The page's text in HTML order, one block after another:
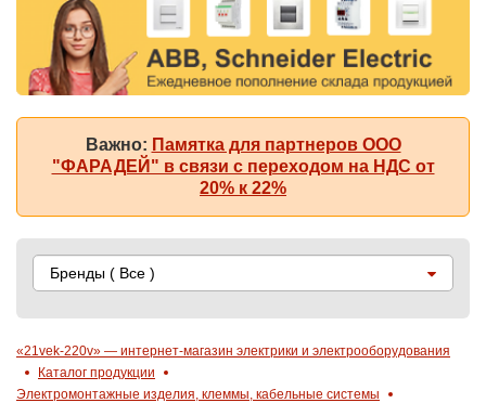
Важно: Памятка для партнеров ООО
"ФАРАДЕЙ" в связи с переходом на НДС от
20% к 22%
Бренды ( Все )
«21vek-220v» — интернет-магазин электрики и электрооборудования
Каталог продукции
Электромонтажные изделия, клеммы, кабельные системы